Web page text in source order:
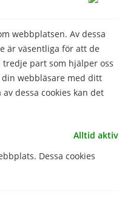
webbplatsen. Av dessa
är väsentliga för att de
part som hjälper oss
webbläsare med ditt
dessa cookies kan det
Alltid aktiv
Dessa cookies
för extra minneskort
minne